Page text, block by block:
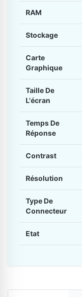
RAM
Stockage
Carte
Graphique
Taille De
L'écran
Temps De
Réponse
Contrast
Résolution
Type De
Connecteur
Etat